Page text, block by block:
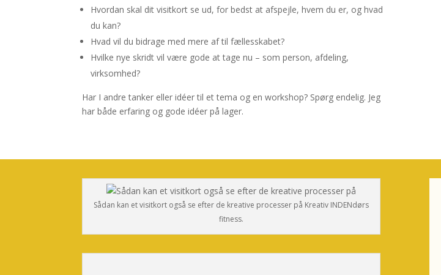
Hvordan skal dit visitkort se ud, for bedst at afspejle, hvem du er, og hvad
du kan?
Hvad vil du bidrage med mere af til fællesskabet?
Hvilke nye skridt vil være gode at tage nu – som person, afdeling,
virksomhed?
Har I andre tanker eller idéer til et tema og en workshop? Spørg endelig. Jeg
har både erfaring og gode idéer på lager.
Sådan kan et visitkort også se efter de kreative processer på Kreativ INDENdørs
fitness.